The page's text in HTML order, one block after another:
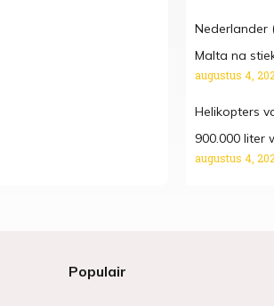
Nederlander
Malta na
augustus 4,
Helikopters
900.000 liter
augustus 4,
Populair